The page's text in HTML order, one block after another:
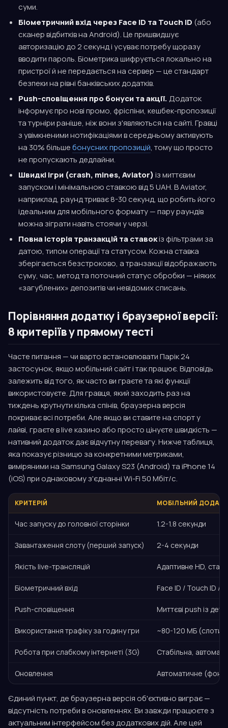
суми.
Біометричний вхід через Face ID та Touch ID (або
сканер відбитків на Android). Це пришвидшує
авторизацію до 2 секунд і усуває потребу щоразу
вводити пароль. Біометрика шифрується локально на
пристрої й не передається на сервер — це стандарт
безпеки на рівні банківських додатків.
Push-сповіщення про бонуси та акції.Додаток
інформує про нові промо, фріспіни, кешбек-пропозиції
та турніри раніше, ніж вони з'являються на сайті. Гравці
з увімкненими нотифікаціями в середньому активують
на 30% більшебонусних пропозицій, тому що просто
не пропускають дедлайни.
Швидкі ігри (crash, mines, Aviator)із миттєвим
запуском і мінімальною ставкою від 5 UAH. В Aviator,
наприклад, раунд триває 8-30 секунд, що робить його
ідеальним для мобільного формату — пару раундів
можна зіграти навіть стоячи у черзі.
Повна історія транзакцій та ставокіз фільтрами за
датою, типом операції та статусом. Кожна ставка
зберігається безстроково, а транзакції відображають
суму, час, метод та поточний статус обробки — ніяких
«загублених» депозитів чи невідомих списань.
Порівняння додатку і браузерної версії:
8 критеріїв у прямому тесті
Часте питання — чи варто встановлювати Парік 24
застосунок, якщо мобільний сайт і так працює. Відповідь
залежить від того, як часто ви граєте та які функції
використовуєте. Для гравця, який заходить раз на
тиждень крутнути кілька спінів, браузерна версія
покриває всі потреби. Але якщо ви ставите на спорт у
лайві, граєте в live казино або просто цінуєте швидкість —
нативний додаток дає відчутну перевагу. Нижче таблиця,
яка показує різницю за конкретними метриками,
виміряними на Samsung Galaxy S23 (Android) та iPhone 14
(iOS) при однаковому з'єднанні Wi-Fi 50 Мбіт/с.
КРИТЕРІЙ МОБІЛЬНИЙ
Час запуску до головної сторінки 1.2-1.8 секунди
Завантаження слоту (перший запуск) 2-4 секунди
Якість live-трансляцій Адаптивне HD,
Біометричний вхід Face ID / Touch ID /
Push-сповіщення Миттєві push із
Використання трафіку за годину гри ~80-120 МБ
Робота при слабкому інтернеті (3G) Стабільна,
Оновлення Автоматичне (фон)
Єдиний пункт, де браузерна версія об'єктивно виграє —
відсутність потреби в оновленнях. Ви завжди працюєте з
актуальним інтерфейсом без додаткових дій. Але цей